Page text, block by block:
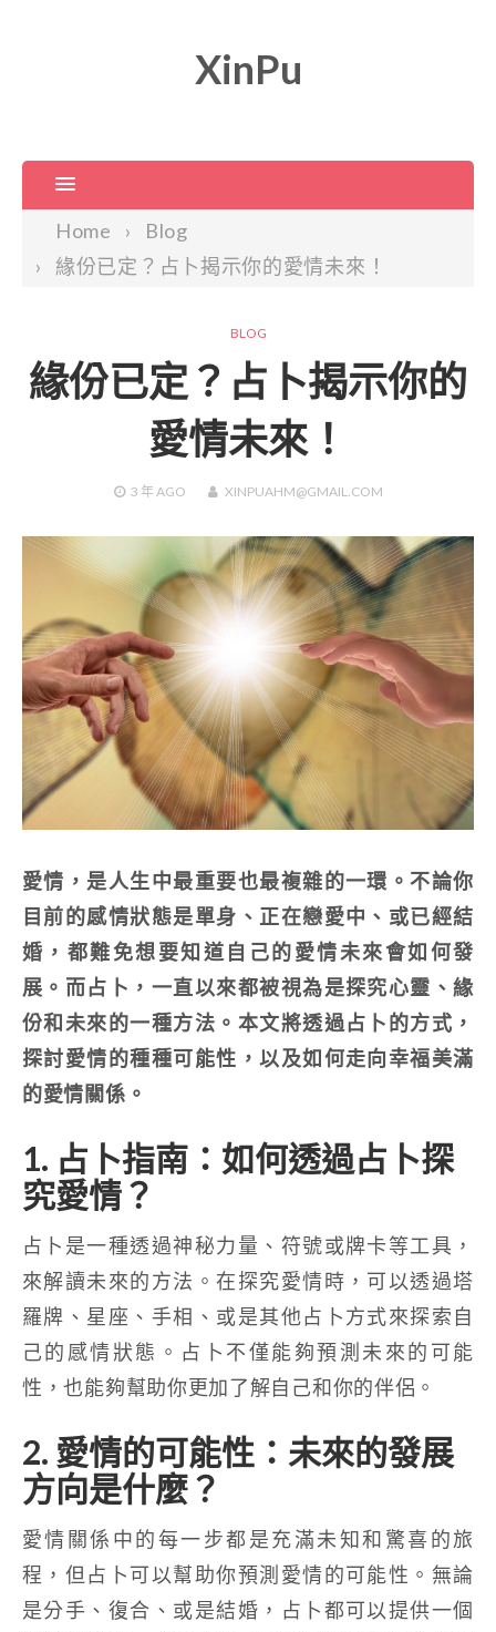
XinPu
Home
Blog
緣份已定？占卜揭示你的愛情未來！
BLOG
緣份已定？占卜揭示你的
愛情未來！
3 年AGO XINPUAHM@GMAIL.COM
愛情，是人生中最重要也最複雜的一環。不論你
目前的感情狀態是單身、正在戀愛中、或已經結
婚，都難免想要知道自己的愛情未來會如何發
展。而占卜，一直以來都被視為是探究心靈、緣
份和未來的一種方法。本文將透過占卜的方式，
探討愛情的種種可能性，以及如何走向幸福美滿
的愛情關係。
1. 占卜指南：如何透過占卜探
究愛情？
占卜是一種透過神秘力量、符號或牌卡等工具，
來解讀未來的方法。在探究愛情時，可以透過塔
羅牌、星座、手相、或是其他占卜方式來探索自
己的感情狀態。占卜不僅能夠預測未來的可能
性，也能夠幫助你更加了解自己和你的伴侶。
2. 愛情的可能性：未來的發展
方向是什麼？
愛情關係中的每一步都是充滿未知和驚喜的旅
程，但占卜可以幫助你預測愛情的可能性。無論
是分手、復合、或是結婚，占卜都可以提供一個